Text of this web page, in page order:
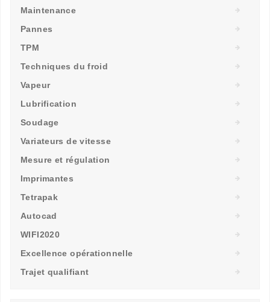
Maintenance
Pannes
TPM
Techniques du froid
Vapeur
Lubrification
Soudage
Variateurs de vitesse
Mesure et régulation
Imprimantes
Tetrapak
Autocad
WIFI2020
Excellence opérationnelle
Trajet qualifiant